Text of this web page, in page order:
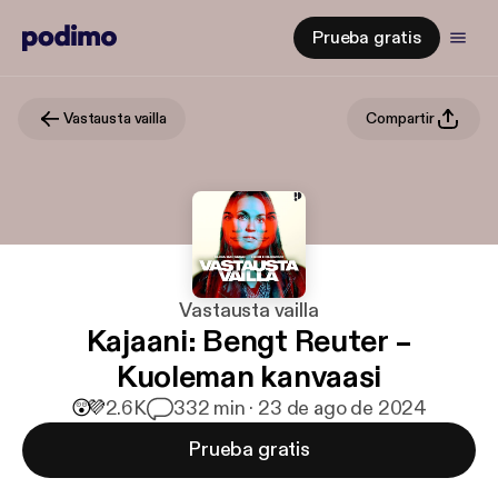
Prueba gratis
Vastausta vailla Compartir
Vastausta vailla
Kajaani: Bengt Reuter –
Kuoleman kanvaasi
😲💜2.6K 332 min · 23 de ago de 2024
Prueba gratis